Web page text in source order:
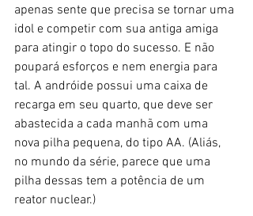
apenas sente que precisa se tornar uma
idol e competir com sua antiga amiga
para atingir o topo do sucesso. E não
poupará esforços e nem energia para
tal. A andróide possui uma caixa de
recarga em seu quarto, que deve ser
abastecida a cada manhã com uma
nova pilha pequena, do tipo AA. (Aliás,
no mundo da série, parece que uma
pilha dessas tem a potência de um
reator nuclear.)